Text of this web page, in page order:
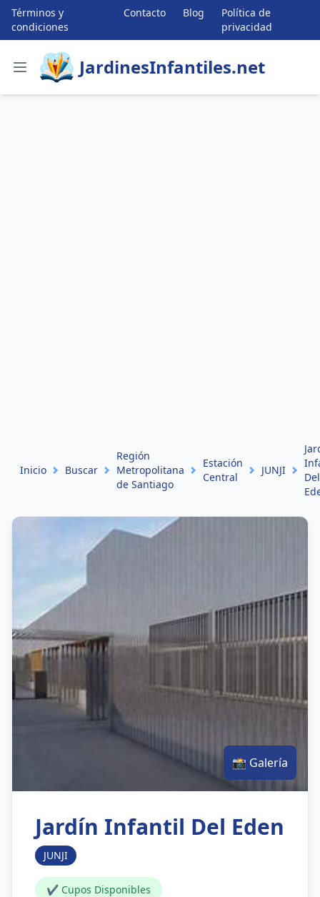
Términos y
condiciones
Contacto Blog
Política de
privacidad
JardinesInfantiles.net
Inicio Buscar
Región
Metropolitana
de Santiago
Estación
Central
JUNJI
Del
📸 Galería
Jardín Infantil Del Eden
JUNJI
✔ Cupos Disponibles